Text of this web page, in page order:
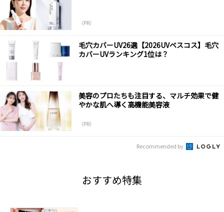
（PR）
毛穴カバーUV26選【2026UVベスコス】毛穴
カバーUVランキング1位は？
美容のプロたちも注目する、マルチ効果で健
やかな肌へ導く高機能美容液
（PR）
Recommended by
おすすめ特集